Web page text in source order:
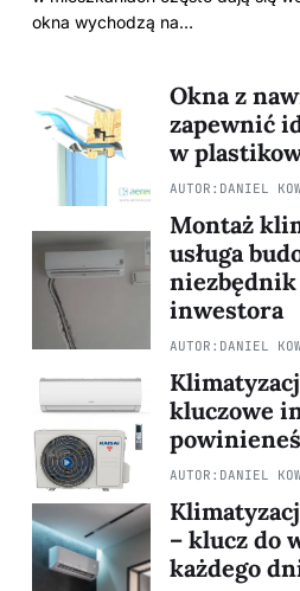
okna wychodzą na…
Okna z
zapewnić
w
AUTOR: DANIEL
Montaż
usługa
niezbędnik
inwestora
AUTOR: DANIEL
kluczowe
AUTOR: DANIEL
– klucz do
każdego